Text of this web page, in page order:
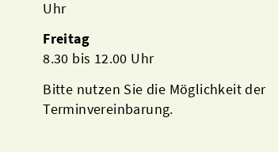
Uhr
Freitag
8.30 bis 12.00 Uhr
Bitte nutzen Sie die Möglichkeit der
Terminvereinbarung.